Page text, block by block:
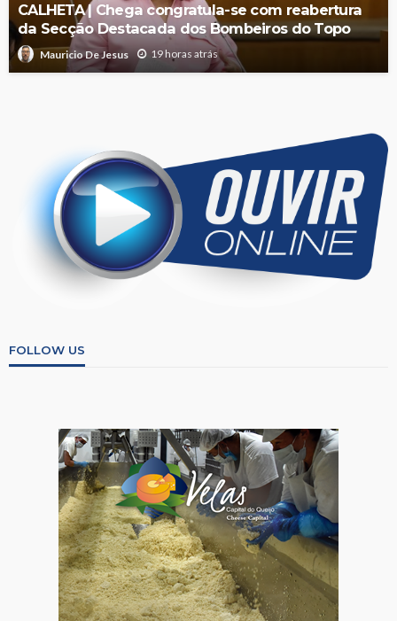
CALHETA | Chega congratula-se com reabertura
da Secção Destacada dos Bombeiros do Topo
Mauricio De Jesus 19 horas atrás
FOLLOW US